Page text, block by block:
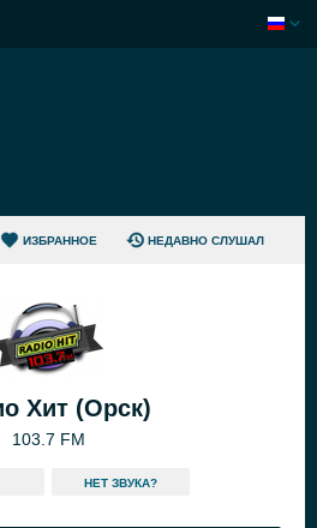
ИЗБРАННОЕ НЕДАВНО СЛУШАЛ
Хит (Орск)
103.7 FM
HЕТ ЗВУКА?